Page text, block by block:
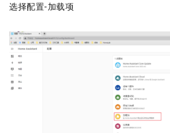
选择配置-加载项